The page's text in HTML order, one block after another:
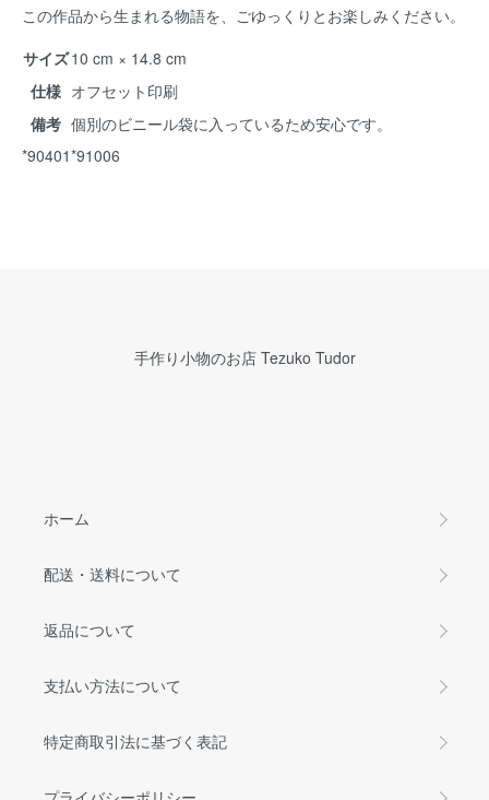
この作品から生まれる物語を、ごゆっくりとお楽しみください。
サイズ10 cm × 14.8 cm
仕様 オフセット印刷
備考 個別のビニール袋に入っているため安心です。
*90401*91006
手作り小物のお店 Tezuko Tudor
ホーム
配送・送料について
返品について
支払い方法について
特定商取引法に基づく表記